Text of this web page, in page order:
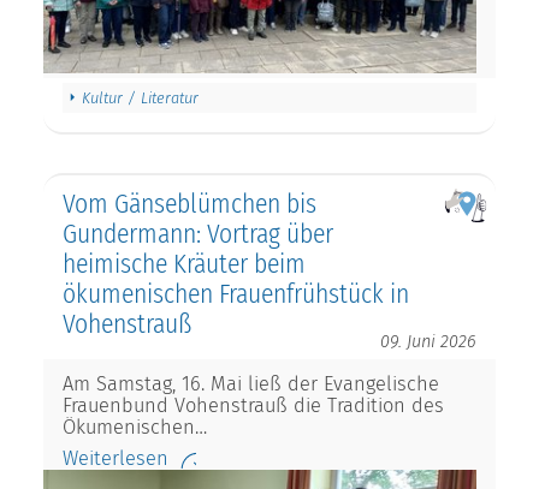
Kultur / Literatur
Vom Gänseblümchen bis
Gundermann: Vortrag über
heimische Kräuter beim
ökumenischen Frauenfrühstück in
Vohenstrauß
09. Juni 2026
Am Samstag, 16. Mai ließ der Evangelische
Frauenbund Vohenstrauß die Tradition des
Ökumenischen…
Weiterlesen